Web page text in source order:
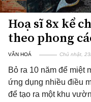
Hoạ sĩ 8x kể
theo phong
VĂN HOÁ Chủ nhật,
Bỏ ra 10 năm để miệt
ứng dụng nhiều điều
để tạo ra một khu